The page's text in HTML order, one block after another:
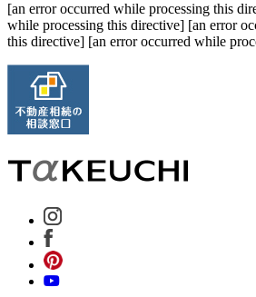
[an error occurred while processing this
while processing this directive] [an error
this directive] [an error occurred while